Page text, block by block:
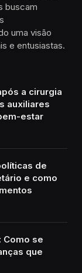
buscam
uma visão
e entusiastas.
a cirurgia
auxiliares
estar
de
e como
Como se
que